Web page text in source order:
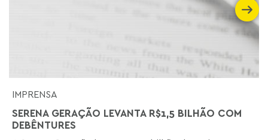
IMPRENSA
SERENA GERAÇÃO LEVANTA R$1,5 BILHÃO COM
DEBÊNTURES